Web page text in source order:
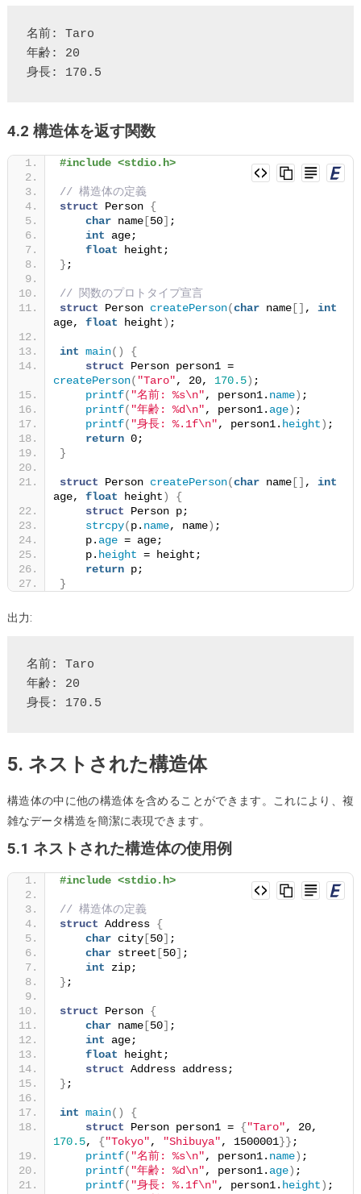
名前: Taro
年齢: 20
4.2 構造体を返す関数
#include <stdio.h>
// 構造体の定義
struct Person {
char name[50] ;
int age;
float height;
} ;
// 関数のプロトタイプ宣言
struct Person createPerson(char name[] , int
age, float height) ;
int main()
{
struct
Person person1 =
createPerson( "Taro", 20, 170.5) ;
printf( "名前: %s\n", person1. name) ;
printf( "年齢: %d\n", person1. age) ;
printf( "身長: %.1f\n", person1. height) ;
return 0;
}
struct Person createPerson(char name[] , int
age, float height)
{
struct Person p;
strcpy(p. name, name) ;
    p.
age = age;
    p.
height = height;
return p;
}
出力:
名前: Taro
年齢: 20
5. ネストされた構造体
構造体の中に他の構造体を含めることができます。これにより、複
雑なデータ構造を簡潔に表現できます。
5.1 ネストされた構造体の使用例
#include <stdio.h>
// 構造体の定義
struct Address {
char city[50] ;
char street [50] ;
int zip;
} ;
struct Person {
char name[50] ;
int age;
float height;
struct Address address;
} ;
int main()
{
struct Person person1 = {"Taro"
170.5, {"Tokyo", "Shibuya", 1500001}} ;
printf( "名前: %s\n", person1. name) ;
printf( "年齢: %d\n", person1. age) ;
printf( "身長: %.1f\n", person1. height) ;